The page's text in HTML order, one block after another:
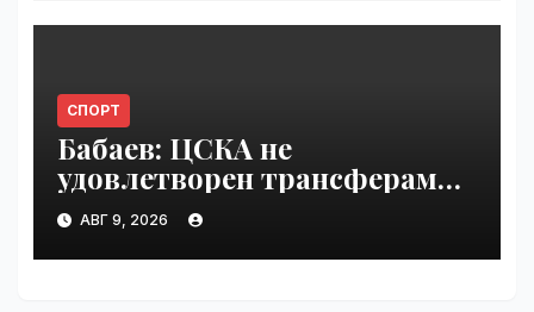
СПОРТ
Бабаев: ЦСКА не
удовлетворен трансферами |
VseTime.ru
АВГ 9, 2026